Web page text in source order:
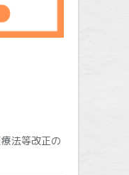
法等改正の